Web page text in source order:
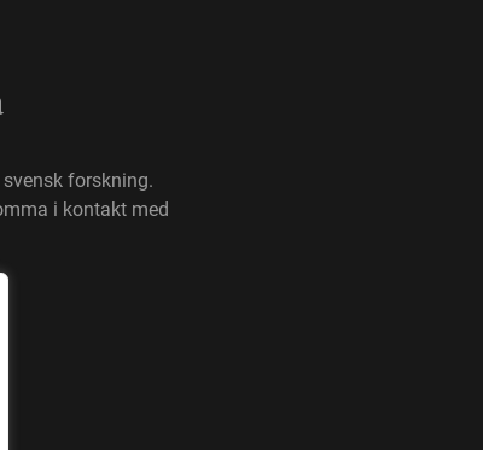
forskning.
i kontakt med